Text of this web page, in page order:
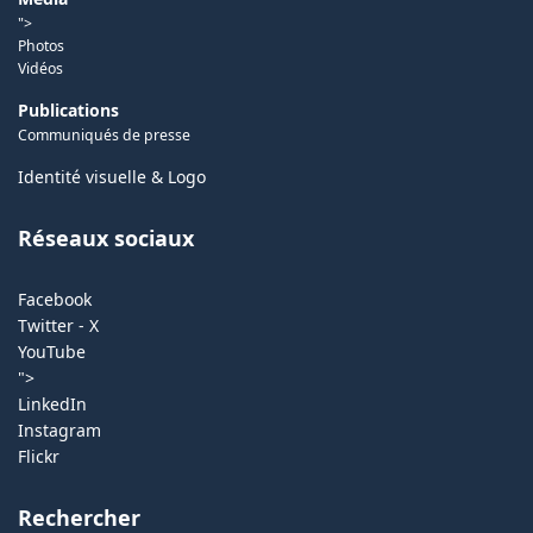
">
Photos
Vidéos
Publications
Communiqués de presse
Identité visuelle & Logo
Réseaux sociaux
Facebook
Twitter - X
YouTube
">
LinkedIn
Instagram
Flickr
Rechercher